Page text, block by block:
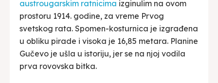
austrougarskim ratnicima izginulim na ovom
prostoru 1914. godine, za vreme Prvog
svetskog rata. Spomen-kosturnica je izgrađena
u obliku pirade i visoka je 16,85 metara. Planine
Gučevo je ušla u istoriju, jer se na njoj vodila
prva rovovska bitka.